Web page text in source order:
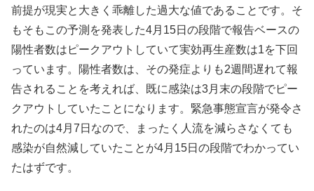
前提が現実と大きく乖離した過大な値であることです。そ
もそもこの予測を発表した4月15日の段階で報告ベースの
陽性者数はピークアウトしていて実効再生産数は1を下回
っています。陽性者数は、その発症よりも2週間遅れて報
告されることを考えれば、既に感染は3月末の段階でピー
クアウトしていたことになります。緊急事態宣言が発令さ
れたのは4月7日なので、まったく人流を減らさなくても
感染が自然減していたことが4月15日の段階でわかってい
たはずです。